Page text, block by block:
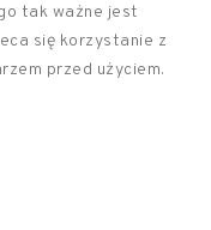
tak ważne jest
się korzystanie z
przed użyciem.